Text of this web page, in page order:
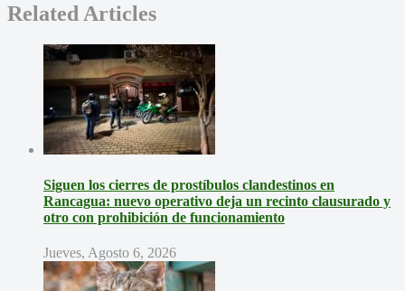
Related Articles
Siguen los cierres de prostíbulos clandestinos en
Rancagua: nuevo operativo deja un recinto clausurado y
otro con prohibición de funcionamiento
Jueves, Agosto 6, 2026